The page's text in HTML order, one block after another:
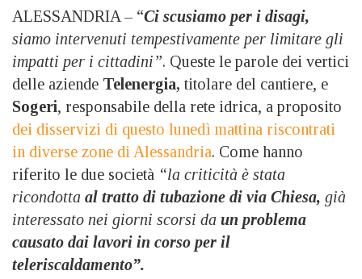
ALESSANDRIA – “Ci scusiamo per i disagi,
siamo intervenuti tempestivamente per limitare gli
impatti per i cittadini”. Queste le parole dei vertici
delle aziende Telenergia, titolare del cantiere, e
Sogeri, responsabile della rete idrica, a proposito
dei disservizi di questo lunedì mattina riscontrati
in diverse zone di Alessandria. Come hanno
riferito le due società “la criticità è stata
ricondotta al tratto di tubazione di via Chiesa, già
interessato nei giorni scorsi da un problema
causato dai lavori in corso per il
teleriscaldamento”.